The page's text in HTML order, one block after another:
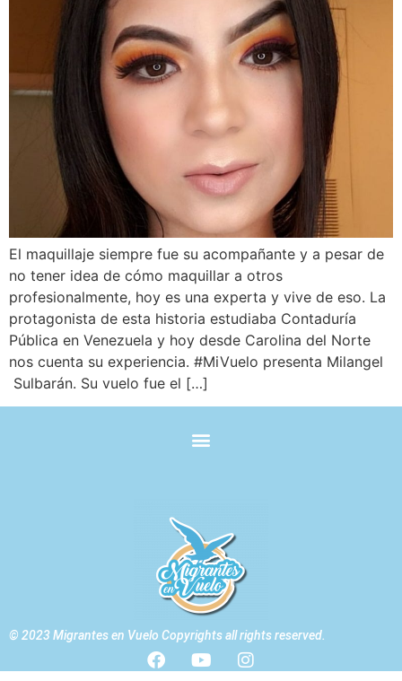
El maquillaje siempre fue su acompañante y a pesar de
no tener idea de cómo maquillar a otros
profesionalmente, hoy es una experta y vive de eso. La
protagonista de esta historia estudiaba Contaduría
Pública en Venezuela y hoy desde Carolina del Norte
nos cuenta su experiencia. #MiVuelo presenta Milangel
Sulbarán. Su vuelo fue el […]
© 2023 Migrantes en Vuelo Copyrights all rights reserved.